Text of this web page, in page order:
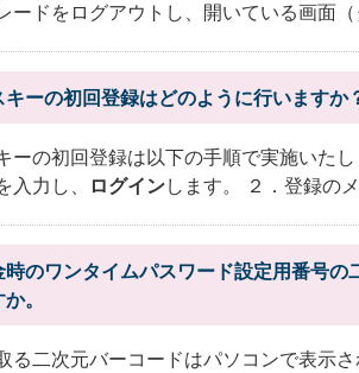
ードをログアウトし、開いている画面
キーの初回登録はどのように行いますか
ーの初回登録は以下の手順で実施いた
入力し、
ログインします。 ２．登録の
時のワンタイムパスワード設定用番号の
。
る二次元バーコードはパソコンで表示